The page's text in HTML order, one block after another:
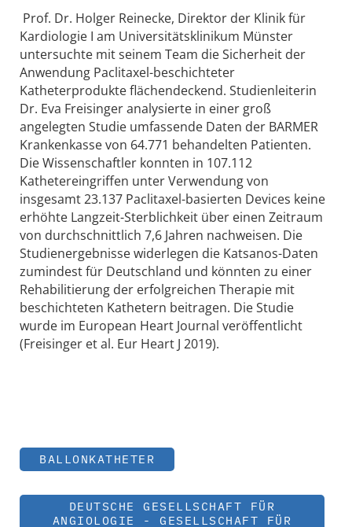
Prof. Dr. Holger Reinecke, Direktor der Klinik für
Kardiologie I am Universitätsklinikum Münster
untersuchte mit seinem Team die Sicherheit der
Anwendung Paclitaxel-beschichteter
Katheterprodukte flächendeckend. Studienleiterin
Dr. Eva Freisinger analysierte in einer groß
angelegten Studie umfassende Daten der BARMER
Krankenkasse von 64.771 behandelten Patienten.
Die Wissenschaftler konnten in 107.112
Kathetereingriffen unter Verwendung von
insgesamt 23.137 Paclitaxel-basierten Devices keine
erhöhte Langzeit-Sterblichkeit über einen Zeitraum
von durchschnittlich 7,6 Jahren nachweisen. Die
Studienergebnisse widerlegen die Katsanos-Daten
zumindest für Deutschland und könnten zu einer
Rehabilitierung der erfolgreichen Therapie mit
beschichteten Kathetern beitragen. Die Studie
wurde im European Heart Journal veröffentlicht
(Freisinger et al. Eur Heart J 2019).
BALLONKATHETER
DEUTSCHE GESELLSCHAFT FÜR
ANGIOLOGIE - GESELLSCHAFT FÜR